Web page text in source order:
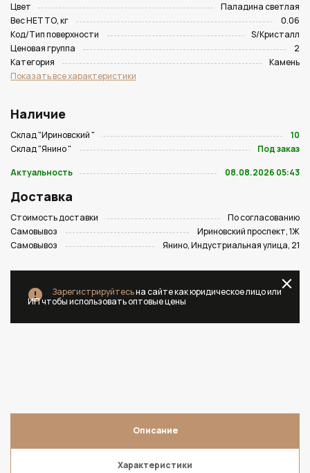
Цвет
Паладина светлая
Вес НЕТТО, кг
0.06
Код/Тип поверхности
S/Кристалл
Ценовая группа
2
Категория
Камень
Показать все характеристики
Наличие
Склад "Ириновский "
10
Склад "Янино "
Под заказ
Актуальность
08.08.2026 05:43
Доставка
Стоимость доставки
По согласованию
Самовывоз
Ириновский проспект, 1Ж
Самовывоз
Янино, Индустриальная улица, 21
Зарегистрируйтесьна сайте как юридическое лицо или
ИП чтобы использовать оптовые цены
Описание
Характеристики